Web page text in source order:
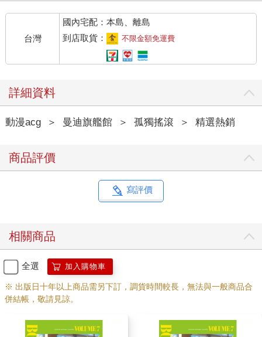
台灣
國內宅配：本島、離島
到店取貨：
不限金額免運費
詳細資料
動漫acg ＞ 曼迪旗艦館 ＞ 孤獨搖滾 ＞ 精選熱銷
商品評價
寫評價
相關商品
全選 加入購物車
※ 出版日十年以上商品需另下訂，調貨時間較長，無法與一般商品合
併結帳，敬請見諒。